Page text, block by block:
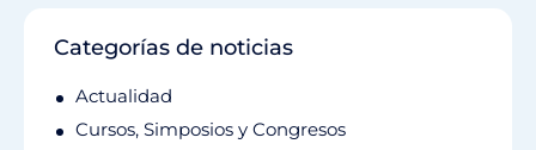
Categorías de noticias
Actualidad
Cursos, Simposios y Congresos